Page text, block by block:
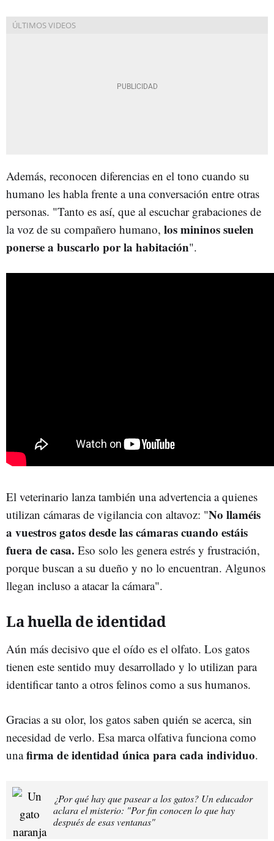
Además, reconocen diferencias en el tono cuando su
humano les habla frente a una conversación entre otras
personas. "Tanto es así, que al escuchar grabaciones de
la voz de su compañero humano, los mininos suelen
ponerse a buscarlo por la habitación".
El veterinario lanza también una advertencia a quienes
utilizan cámaras de vigilancia con altavoz: "No llaméis
a vuestros gatos desde las cámaras cuando estáis
fuera de casa. Eso solo les genera estrés y frustración,
porque buscan a su dueño y no lo encuentran. Algunos
llegan incluso a atacar la cámara".
La huella de identidad
Aún más decisivo que el oído es el olfato. Los gatos
tienen este sentido muy desarrollado y lo utilizan para
identificar tanto a otros felinos como a sus humanos.
Gracias a su olor, los gatos saben quién se acerca, sin
necesidad de verlo. Esa marca olfativa funciona como
unafirma de identidad única para cada individuo.
¿Por qué hay que pasear a los gatos? Un educador
aclara el misterio: "Por fin conocen lo que hay
después de esas ventanas"